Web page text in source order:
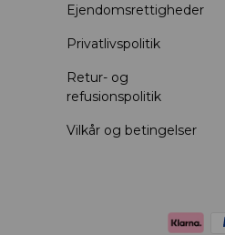
Ejendomsrettigheder
Privatlivspolitik
Retur- og
refusionspolitik
Vilkår og betingelser
Accepterede betalingsmetoder